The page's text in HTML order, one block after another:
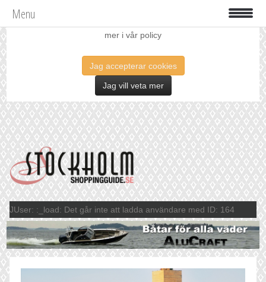
Vi använder oss av cookies för att förbättra din upplevelse. Läs
mer i vår policy
Jag accepterar cookies
Jag vill veta mer
Menu
JUser: :_load: Det går inte att ladda användare med ID: 164